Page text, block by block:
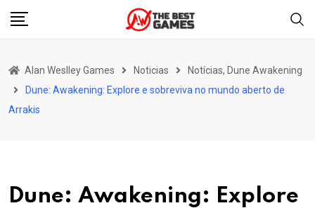
Skip
Alan Weslley Games Noticias
Notícias, Dune Awakening
Dune: Awakening: Explore e sobreviva no mundo aberto de
Arrakis
Dune: Awakening: Explore